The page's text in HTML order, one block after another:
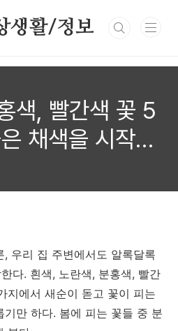
생활/정보
색, 빨간색 꽃 5
채색을 시작한
우리 집 주변에서도 알록달록
다. 흰색, 노란색, 분홍색, 빨간
지에서 새순이 돋고 꽃이 피는
만 하다. 봄에 피는 꽃들 중 분